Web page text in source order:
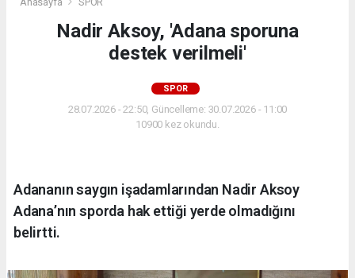
Nadir Aksoy, 'Adana sporuna
destek verilmeli'
SPOR
28.07.2026 - 22:50, Güncelleme: 30.07.2026 - 11:00
10900 kez okundu.
Adananın saygın işadamlarından Nadir Aksoy
Adana’nın sporda hak ettiği yerde olmadığını
belirtti.